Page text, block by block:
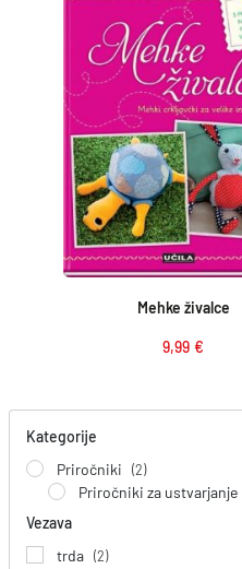
Mehke živalce
9,99 €
Dodaj v
Kategorije
Priročniki
(2)
Priročniki za ustvarjanje
Vezava
trda (2)